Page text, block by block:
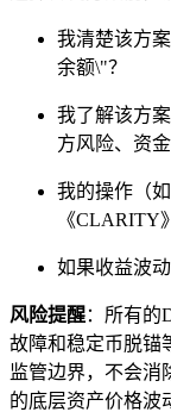
我清楚该方
余额\"？
我了解该方
方风险、资
我的操作（
《CLARITY
如果收益波
风险提醒：所有的
故障和稳定币脱锚
监管边界，不会消
的底层资产价格波